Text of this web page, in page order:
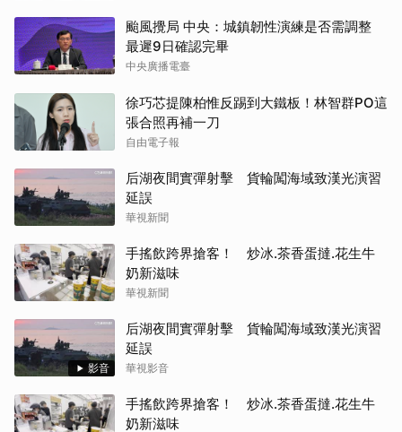
颱風攪局 中央：城鎮韌性演練是否需調整
最遲9日確認完畢
中央廣播電臺
徐巧芯提陳柏惟反踢到大鐵板！林智群PO這
張合照再補一刀
自由電子報
后湖夜間實彈射擊 貨輪闖海域致漢光演習
延誤
華視新聞
手搖飲跨界搶客！ 炒冰.茶香蛋撻.花生牛
奶新滋味
華視新聞
影音
后湖夜間實彈射擊 貨輪闖海域致漢光演習
延誤
華視影音
手搖飲跨界搶客！ 炒冰.茶香蛋撻.花生牛
奶新滋味